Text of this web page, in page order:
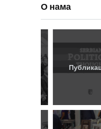
О нама
Публикације